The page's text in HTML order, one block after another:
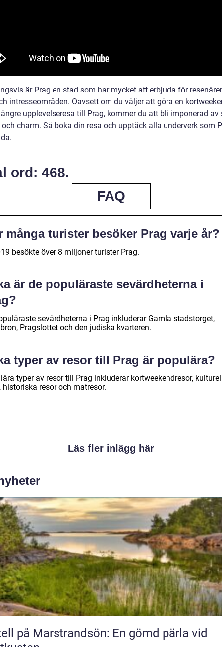
är Prag en stad som har mycket att erbjuda för
intresseområden. Oavsett om du väljer att göra en
upplevelseresa till Prag, kommer du att bli imponerad av
charm. Så boka din resa och upptäck alla underverk som
ord: 468.
FAQ
många turister besöker Prag varje år?
besökte över 8 miljoner turister Prag.
är de populäraste sevärdheterna i
sevärdheterna i Prag inkluderar Gamla stadstorget,
Pragslottet och den judiska kvarteren.
typer av resor till Prag är populära?
typer av resor till Prag inkluderar kortweekendresor,
historiska resor och matresor.
Läs fler inlägg här
på Marstrandsön: En gömd pärla vid